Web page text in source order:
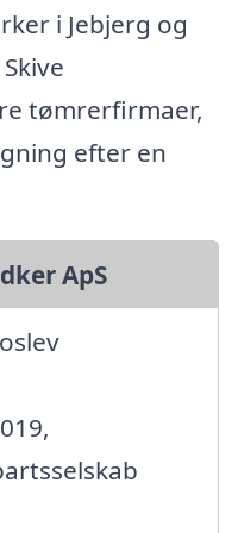
i Jebjerg og
tømrerfirmaer,
efter en
ApS